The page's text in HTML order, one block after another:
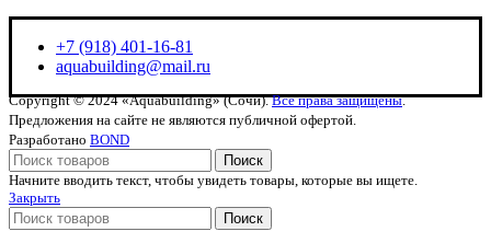
+7 (918) 401-16-81
aquabuilding@mail.ru
Copyright © 2024 «Aquabuilding» (Сочи).Все права защищены.
Предложения на сайте не являются публичной офертой.
Разработано BOND
Поиск
Начните вводить текст, чтобы увидеть товары, которые вы ищете.
Закрыть
Поиск